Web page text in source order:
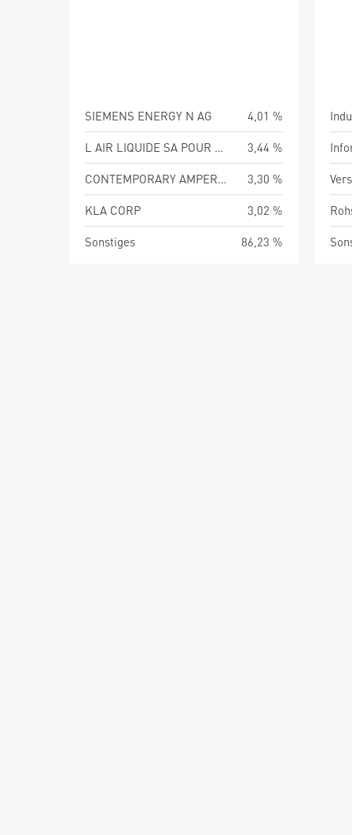
SIEMENS ENERGY N AG
4,01 %
L AIR LIQUIDE SA POUR L ETUDE ET L EXPLO DES
3,44 %
CONTEMPORARY AMPEREX TECHNOLOGY CO LTD
3,30 %
KLA CORP
3,02 %
Sonstiges
86,23 %